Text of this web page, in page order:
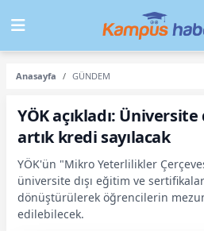
Anasayfa GÜNDEM
YÖK açıkladı:
artık kredi sayılacak
YÖK'ün "Mikro Yeterlilikler
üniversite dışı eğitim ve
dönüştürülerek öğrencilerin
edilebilecek.